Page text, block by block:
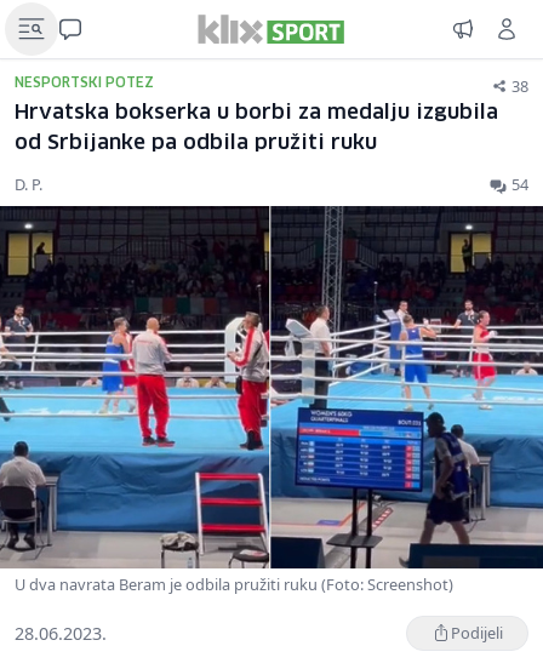
NESPORTSKI POTEZ 38
Hrvatska bokserka u borbi za medalju izgubila
od Srbijanke pa odbila pružiti ruku
D. P. 54
U dva navrata Beram je odbila pružiti ruku (Foto: Screenshot)
28.06.2023. Podijeli